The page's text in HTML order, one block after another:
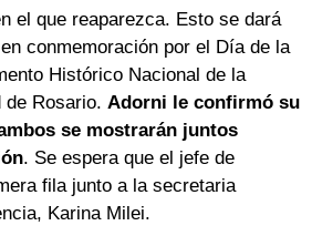
el que reaparezca. Esto se dará
conmemoración por el Día de la
Histórico Nacional de la
de Rosario. Adorni le confirmó su
se mostrarán juntos
. Se espera que el jefe de
fila junto a la secretaria
Karina Milei.